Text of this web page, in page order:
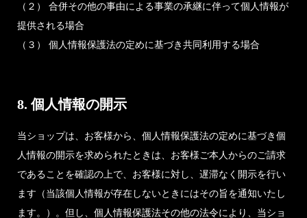
（２） 合併その他の事由による事業の承継に伴って個人情報が
提供される場合
（３） 個人情報保護法の定めに基づき共同利用する場合
8. 個人情報の開示
当ショップは、お客様から、個人情報保護法の定めに基づき個
人情報の開示を求められたときは、お客様ご本人からのご請求
であることを確認の上で、お客様に対し、遅滞なく開示を行い
ます（当該個人情報が存在しないときにはその旨を通知いたし
ます。）。但し、個人情報保護法その他の法令により、当ショ